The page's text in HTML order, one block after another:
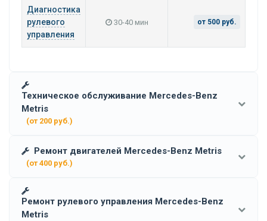
Диагностика
рулевого
управления
30-40 мин от 500 руб.
Техническое обслуживание Mercedes-Benz
Metris
(от 200 руб.)
Ремонт двигателей Mercedes-Benz Metris
(от 400 руб.)
Ремонт рулевого управления Mercedes-Benz
Metris